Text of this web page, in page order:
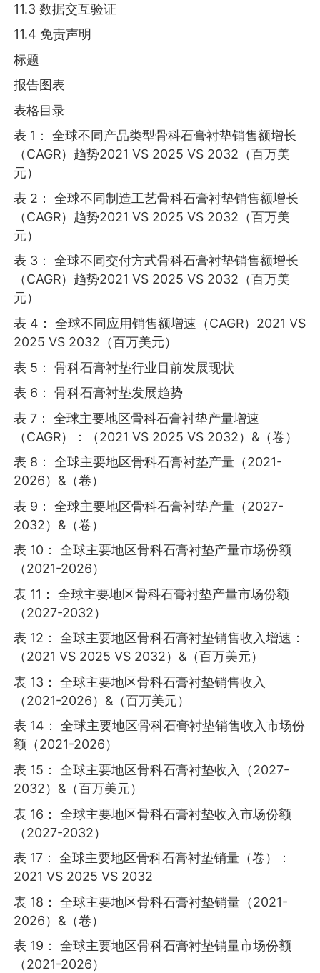
11.3 数据交互验证
11.4 免责声明
标题
报告图表
表格目录
表 1： 全球不同产品类型骨科石膏衬垫销售额增长
（CAGR）趋势2021 VS 2025 VS 2032（百万美
元）
表 2： 全球不同制造工艺骨科石膏衬垫销售额增长
（CAGR）趋势2021 VS 2025 VS 2032（百万美
元）
表 3： 全球不同交付方式骨科石膏衬垫销售额增长
（CAGR）趋势2021 VS 2025 VS 2032（百万美
元）
表 4： 全球不同应用销售额增速（CAGR）2021 VS
2025 VS 2032（百万美元）
表 5： 骨科石膏衬垫行业目前发展现状
表 6： 骨科石膏衬垫发展趋势
表 7： 全球主要地区骨科石膏衬垫产量增速
（CAGR）：（2021 VS 2025 VS 2032）&（卷）
表 8： 全球主要地区骨科石膏衬垫产量（2021-
2026）&（卷）
表 9： 全球主要地区骨科石膏衬垫产量（2027-
2032）&（卷）
表 10： 全球主要地区骨科石膏衬垫产量市场份额
（2021-2026）
表 11： 全球主要地区骨科石膏衬垫产量市场份额
（2027-2032）
表 12： 全球主要地区骨科石膏衬垫销售收入增速：
（2021 VS 2025 VS 2032）&（百万美元）
表 13： 全球主要地区骨科石膏衬垫销售收入
（2021-2026）&（百万美元）
表 14： 全球主要地区骨科石膏衬垫销售收入市场份
额（2021-2026）
表 15： 全球主要地区骨科石膏衬垫收入（2027-
2032）&（百万美元）
表 16： 全球主要地区骨科石膏衬垫收入市场份额
（2027-2032）
表 17： 全球主要地区骨科石膏衬垫销量（卷）：
2021 VS 2025 VS 2032
表 18： 全球主要地区骨科石膏衬垫销量（2021-
2026）&（卷）
表 19： 全球主要地区骨科石膏衬垫销量市场份额
（2021-2026）